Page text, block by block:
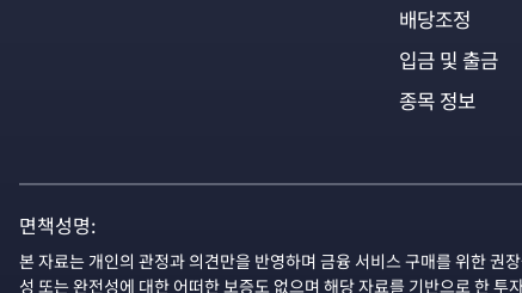
배당조정
입금 및 출금
종목 정보
면책성명:
본 자료는 개인의 관정과 의견만을 반영하며 금융 서비스 구매를 위한
성 또는 완전성에 대한 어떠한 보증도 없으며 해당 자료를 기반으로 한